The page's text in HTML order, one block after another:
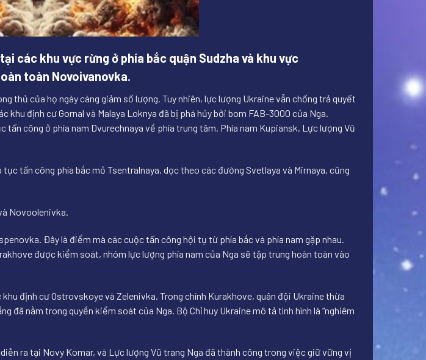
các khu vực rừng ở phía bắc quận Sudzha và khu vực
toàn Novoivanovka.
thủ của họ ngày càng giảm số lượng. Tuy nhiên, lực lượng Ukraine vẫn chống trả quyết
định cư Gornal và Malaya Loknya đã bị phá hủy bởi bom FAB-3000 của Nga.
công ở phía nam Dvurechnaya về phía trung tâm. Phía nam Kupiansk, Lực lượng Vũ
tấn công phía bắc mỏ Tsentralnaya, dọc theo các đường Svetlaya và Mirnaya, cũng
Novoolenivka.
Đây là điểm mà các cuộc tấn công hội tụ từ phía bắc và phía nam gặp nhau.
được kiểm soát, nhóm lực lượng phía nam của Nga sẽ tập trung hoàn toàn vào
định cư Ostrovskoye và Zelenivka. Trong chính Kurakhove, quân đội Ukraine thừa
đã nằm trong quyền kiểm soát của Nga. Bộ Chỉ huy Ukraine mô tả tình hình là “nghiêm
ra tại Novy Komar, và Lực lượng Vũ trang Nga đã thành công trong việc giữ vững vị